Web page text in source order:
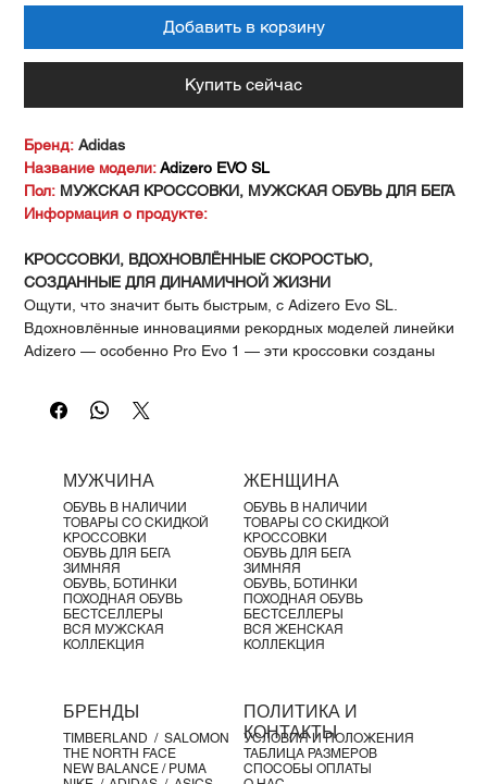
Добавить в корзину
Купить сейчас
Бренд: Adidas
Название модели:Adizero EVO SL
Пол: МУЖСКАЯ КРОССОВКИ, МУЖСКАЯ ОБУВЬ ДЛЯ БЕГА
Информация о продукте:
КРОССОВКИ, ВДОХНОВЛЁННЫЕ СКОРОСТЬЮ,
СОЗДАННЫЕ ДЛЯ ДИНАМИЧНОЙ ЖИЗНИ
Ощути, что значит быть быстрым, с Adizero Evo SL.
Вдохновлённые инновациями рекордных моделей линейки
Adizero — особенно Pro Evo 1 — эти кроссовки созданы
дизайном, воплощая эволюцию скорости во всём. В
максимальный возврат энергии.
Детали
Стандартная посадка
Шнуровка
Верх из синтетики и текстиля
Текстильная подкладка
Вставка в передней части подошвы: Continental™
Rubber (Conti Winter)
Перепад подошвы: 6 мм (пятка — 39 мм / носок — 33
мм)
МУЖЧИНА
ОБУВЬ В НАЛИЧИИ
ТОВАРЫ СО СКИДКОЙ
КРОССОВКИ
ОБУВЬ ДЛЯ БЕГА
ЗИМНЯЯ
ОБУВЬ, БОТИНКИ
ПОХОДНАЯ ОБУВЬ
БЕСТСЕЛЛЕРЫ
ВСЯ МУЖСКАЯ
КОЛЛЕКЦИЯ
ЖЕНЩИНА
ОБУВЬ В НАЛИЧИИ
ТОВАРЫ СО СКИДКОЙ
КРОССОВКИ
ОБУВЬ ДЛЯ БЕГА
ЗИМНЯЯ
ОБУВЬ, БОТИНКИ
ПОХОДНАЯ ОБУВЬ
БЕСТСЕЛЛЕРЫ
ВСЯ ЖЕНСКАЯ
КОЛЛЕКЦИЯ
БРЕНДЫ
TIMBERLAND / SALOMON
THE NORTH FACE
NEW BALANCE / PUMA
ПОЛИТИКА И
КОНТАКТЫ
УСЛОВИЯ И ПОЛОЖЕНИЯ
ТАБЛИЦА РАЗМЕРОВ
СПОСОБЫ ОПЛАТЫ